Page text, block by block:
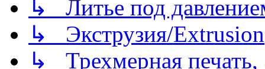
↳ Литье под
↳ Экструзия/Extrusion
↳ Трехмерная